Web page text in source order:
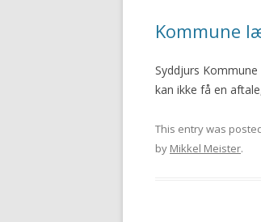
Kommune
Syddjurs
kan ikke få en
This entry was
by Mikkel Meister.